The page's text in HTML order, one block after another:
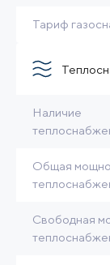
Тариф
Наличие
Общая
Свободная